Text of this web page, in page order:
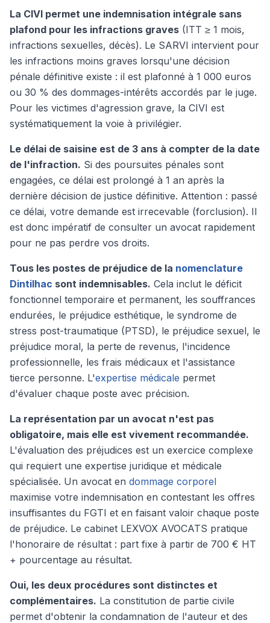
La CIVI permet une indemnisation intégrale sans
plafond pour les infractions graves (ITT ≥ 1 mois,
infractions sexuelles, décès). Le SARVI intervient pour
les infractions moins graves lorsqu'une décision
pénale définitive existe : il est plafonné à 1 000 euros
ou 30 % des dommages-intérêts accordés par le juge.
Pour les victimes d'agression grave, la CIVI est
systématiquement la voie à privilégier.
Le délai de saisine est de 3 ans à compter de la date
de l'infraction. Si des poursuites pénales sont
engagées, ce délai est prolongé à 1 an après la
dernière décision de justice définitive. Attention : passé
ce délai, votre demande est irrecevable (forclusion). Il
est donc impératif de consulter un avocat rapidement
pour ne pas perdre vos droits.
Tous les postes de préjudice de la nomenclature
Dintilhac sont indemnisables. Cela inclut le déficit
fonctionnel temporaire et permanent, les souffrances
endurées, le préjudice esthétique, le syndrome de
stress post-traumatique (PTSD), le préjudice sexuel, le
préjudice moral, la perte de revenus, l'incidence
professionnelle, les frais médicaux et l'assistance
tierce personne. L'expertise médicale permet
d'évaluer chaque poste avec précision.
La représentation par un avocat n'est pas
obligatoire, mais elle est vivement recommandée.
L'évaluation des préjudices est un exercice complexe
qui requiert une expertise juridique et médicale
spécialisée. Un avocat en dommage corporel
maximise votre indemnisation en contestant les offres
insuffisantes du FGTI et en faisant valoir chaque poste
de préjudice. Le cabinet LEXVOX AVOCATS pratique
l'honoraire de résultat : part fixe à partir de 700 € HT
+ pourcentage au résultat.
Oui, les deux procédures sont distinctes et
complémentaires. La constitution de partie civile
permet d'obtenir la condamnation de l'auteur et des